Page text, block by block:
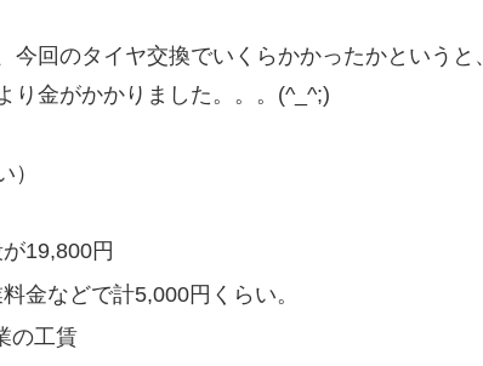
今回のタイヤ交換でいくらかかったかというと、
り金がかかりました。。。(^_^;)
）
19,800円
金などで計5,000円くらい。
の工賃